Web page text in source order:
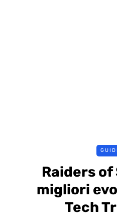
Raiders of
migliori
Tech